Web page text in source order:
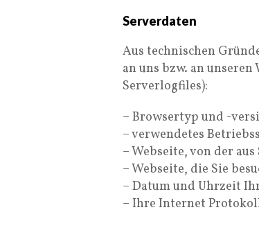
Serverdaten
Aus technischen
an uns bzw. an
Serverlogfiles):
– Browsertyp und -
– verwendetes
– Webseite, von der
– Webseite, die Sie
– Datum und Uhrzeit
– Ihre Internet